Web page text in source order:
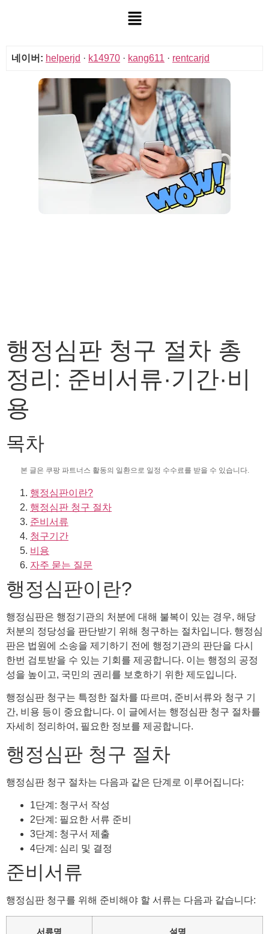
네이버: helperjd · k14970 · kang611 · rentcarjd
행정심판 청구 절차 총
정리: 준비서류·기간·비
용
목차
본 글은 쿠팡 파트너스 활동의 일환으로 일정 수수료를 받을 수 있습니다.
행정심판이란?
행정심판 청구 절차
준비서류
청구기간
비용
자주 묻는 질문
행정심판이란?
행정심판은 행정기관의 처분에 대해 불복이 있는 경우, 해당
처분의 정당성을 판단받기 위해 청구하는 절차입니다. 행정심
판은 법원에 소송을 제기하기 전에 행정기관의 판단을 다시
한번 검토받을 수 있는 기회를 제공합니다. 이는 행정의 공정
성을 높이고, 국민의 권리를 보호하기 위한 제도입니다.
행정심판 청구는 특정한 절차를 따르며, 준비서류와 청구 기
간, 비용 등이 중요합니다. 이 글에서는 행정심판 청구 절차를
자세히 정리하여, 필요한 정보를 제공합니다.
행정심판 청구 절차
행정심판 청구 절차는 다음과 같은 단계로 이루어집니다:
1단계: 청구서 작성
2단계: 필요한 서류 준비
3단계: 청구서 제출
4단계: 심리 및 결정
준비서류
행정심판 청구를 위해 준비해야 할 서류는 다음과 같습니다:
서류명 설명